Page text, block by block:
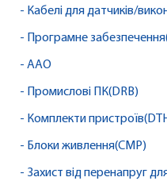
- Кабелі для датчиків/
- Програмне
- AAO
- Промислові ПК(DRB)
- Комплекти
- Блоки живлення(CMP)
- Захист від перенапруг